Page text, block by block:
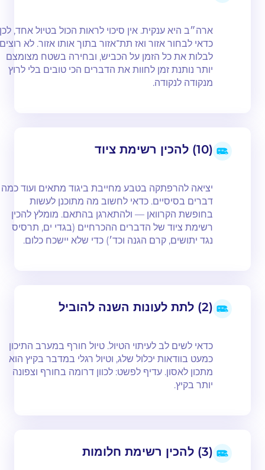
ארה״ב היא ענקית. אין סיכוי לראות הכול בטיול אחד, לכן
כדאי לבחור אזור ואז תת־אזור בתוך אותו אזור. לא רוצים
לבלות את כל הזמן על הכביש, ובחירה בשטח מצומצם
יותר נותנת זמן לחוות את הדברים הכי טובים בלי לרוץ
מנקודה לנקודה.
(10) להכין רשימת ציוד
יציאה להרפתקה בטבע מחייבת ביגוד מתאים ועוד כמה
דברים בסיסיים. כדאי לחשוב מה מתוכנן לעשות
בחופשת הקרוואן — ולהתארגן בהתאם. מומלץ להכין
רשימת ציוד של הדברים ההכרחיים (בגדי ים, תרסיס
נגד יתושים, קרם הגנה וכד׳) כדי שלא יישכח כלום.
(2) לתת לעונות השנה להוביל
כדאי לשים לב לעיתוי הטיול. טיול חורף במערב התיכון
כמעט בוודאות יכלול שלג, וטיול רגלי במדבר בקיץ הוא
מתכון לאסון. עדיף לפשט: לכוון דרומה בחורף וצפונה
יותר בקיץ.
(3) להכין רשימת חלומות